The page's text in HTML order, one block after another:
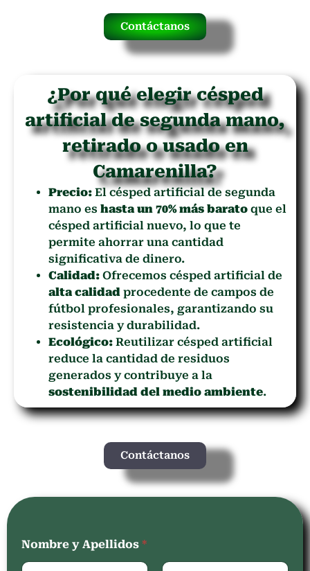
Contáctanos
¿Por qué elegir césped
artificial de segunda mano,
retirado o usado en
Camarenilla?
Precio: El césped artificial de segunda
mano es hasta un 70% más barato que el
césped artificial nuevo, lo que te
permite ahorrar una cantidad
significativa de dinero.
Calidad: Ofrecemos césped artificial de
alta calidad procedente de campos de
fútbol profesionales, garantizando su
resistencia y durabilidad.
Ecológico: Reutilizar césped artificial
reduce la cantidad de residuos
generados y contribuye a la
sostenibilidad del medio ambiente.
Contáctanos
Nombre y Apellidos *